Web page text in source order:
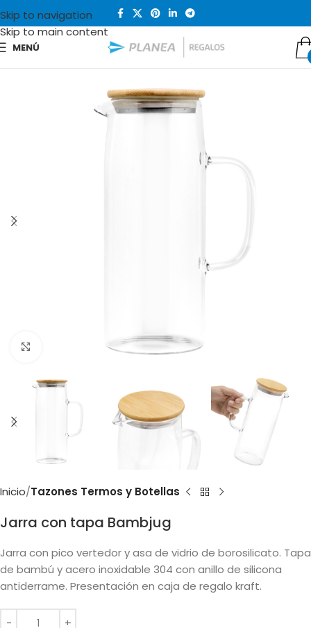
Skip to navigation
Skip to main content
MENÚ
Clic para ampliar
Inicio Tazones Termos y Botellas
Jarra con tapa Bambjug
Jarra con pico vertedor y asa de vidrio de borosilicato. Tapa
de bambú y acero inoxidable 304 con anillo de silicona
antiderrame. Presentación en caja de regalo kraft.